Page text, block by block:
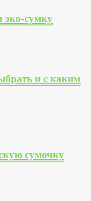
сумку
и с каким
сумочку